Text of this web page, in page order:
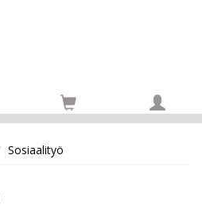
Sosiaalityö